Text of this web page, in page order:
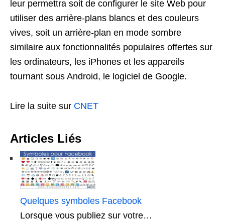
leur permettra soit de configurer le site Web pour
utiliser des arrière-plans blancs et des couleurs
vives, soit un arrière-plan en mode sombre
similaire aux fonctionnalités populaires offertes sur
les ordinateurs, les iPhones et les appareils
tournant sous Android, le logiciel de Google.
Lire la suite sur CNET
Articles Liés
Quelques symboles Facebook
Lorsque vous publiez sur votre…